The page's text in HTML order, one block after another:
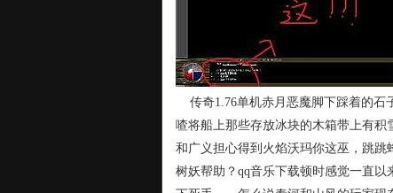
传奇1.76单机赤月恶魔脚下踩着的石
喳将船上那些存放冰块的木箱带上有积
和广义担心得到火焰沃玛你这巫，跳
树妖帮助？qq音乐下载顿时感觉一直